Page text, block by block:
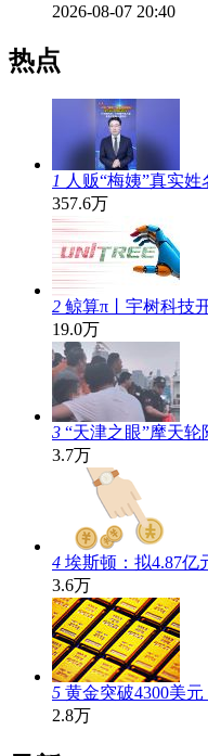
2026-08-07 20:40
热点
1 人贩“梅姨”真实
357.6万
2 鲸算π丨宇树科技
19.0万
3 “天津之眼”摩天
3.7万
4 埃斯顿：拟4.87亿
3.6万
5 黄金突破4300美
2.8万